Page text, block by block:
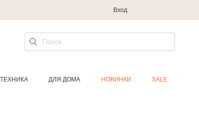
Вход
ТЕХНИКА ДЛЯ ДОМА НОВИНКИ SALE